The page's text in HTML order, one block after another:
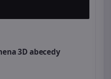
3D abecedy